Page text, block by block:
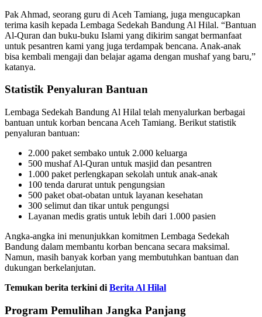
Pak Ahmad, seorang guru di Aceh Tamiang, juga mengucapkan
terima kasih kepada Lembaga Sedekah Bandung Al Hilal. “Bantuan
Al-Quran dan buku-buku Islami yang dikirim sangat bermanfaat
untuk pesantren kami yang juga terdampak bencana. Anak-anak
bisa kembali mengaji dan belajar agama dengan mushaf yang baru,”
katanya.
Statistik Penyaluran Bantuan
Lembaga Sedekah Bandung Al Hilal telah menyalurkan berbagai
bantuan untuk korban bencana Aceh Tamiang. Berikut statistik
penyaluran bantuan:
2.000 paket sembako untuk 2.000 keluarga
500 mushaf Al-Quran untuk masjid dan pesantren
1.000 paket perlengkapan sekolah untuk anak-anak
100 tenda darurat untuk pengungsian
500 paket obat-obatan untuk layanan kesehatan
300 selimut dan tikar untuk pengungsi
Layanan medis gratis untuk lebih dari 1.000 pasien
Angka-angka ini menunjukkan komitmen Lembaga Sedekah
Bandung dalam membantu korban bencana secara maksimal.
Namun, masih banyak korban yang membutuhkan bantuan dan
dukungan berkelanjutan.
Temukan berita terkini di Berita Al Hilal
Program Pemulihan Jangka Panjang